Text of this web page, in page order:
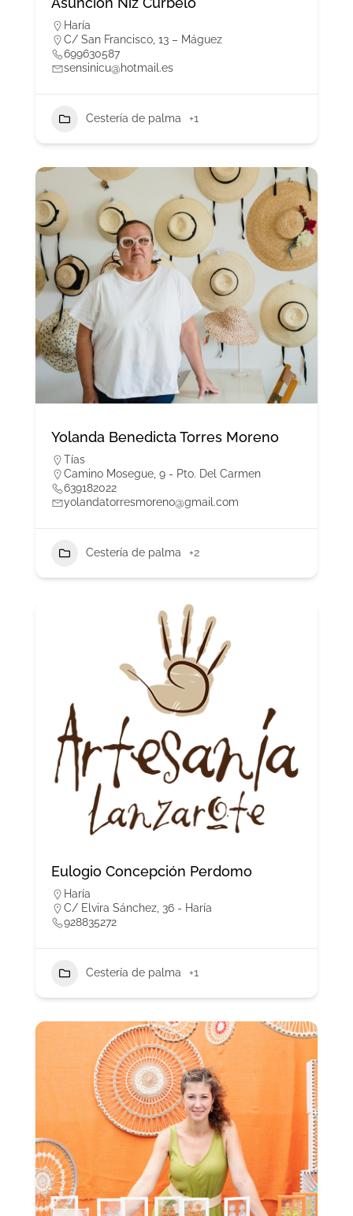
Haría
C/ San Francisco, 13 – Máguez
699630587
sensinicu@hotmail.es
Cestería de palma +1
Yolanda Benedicta Torres Moreno
Tías
Camino Mosegue, 9 - Pto. Del Carmen
639182022
yolandatorresmoreno@gmail.com
Cestería de palma +2
Eulogio Concepción Perdomo
Haría
C/ Elvira Sánchez, 36 - Haría
928835272
Cestería de palma +1